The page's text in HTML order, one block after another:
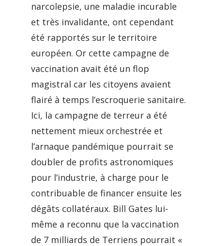
narcolepsie, une maladie incurable
et très invalidante, ont cependant
été rapportés sur le territoire
européen. Or cette campagne de
vaccination avait été un flop
magistral car les citoyens avaient
flairé à temps l’escroquerie sanitaire.
Ici, la campagne de terreur a été
nettement mieux orchestrée et
l’arnaque pandémique pourrait se
doubler de profits astronomiques
pour l’industrie, à charge pour le
contribuable de financer ensuite les
dégâts collatéraux. Bill Gates lui-
même a reconnu que la vaccination
de 7 milliards de Terriens pourrait «